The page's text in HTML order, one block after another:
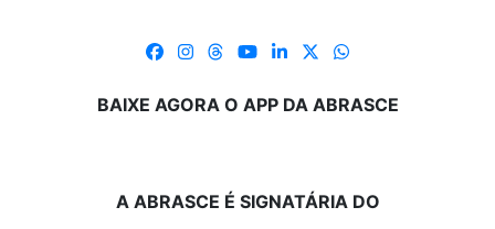
BAIXE AGORA O APP DA ABRASCE
A ABRASCE É SIGNATÁRIA DO